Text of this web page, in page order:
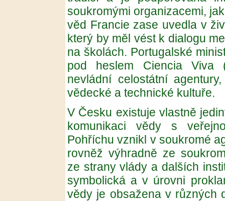
soukromými organizacemi,
věd Francie zase uvedla v
který by měl vést k dialogu
na školách. Portugalské
pod heslem Ciencia Viva
nevládní celostátní
vědecké a technické kultuře.
V Česku existuje vlastně
komunikaci vědy s
Pohříchu vznikl v soukromé
rovněž výhradně ze
ze strany vlády a dalších
symbolická a v úrovni
vědy je obsažena v různých